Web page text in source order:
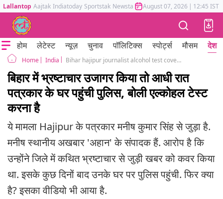
Lallantop Aajtak Indiatoday Sportstak Newstak Mumbai Tak Astrotak
August 07, 2026 | 12:45 IST
होम लेटेस्ट न्यूज़ चुनाव पॉलिटिक्स स्पोर्ट्स मौसम देश
Home India Bihar hajipur journalist alcohol test covered a story related to corruption
बिहार में भ्रष्टाचार उजागर किया तो आधी रात
पत्रकार के घर पहुंची पुलिस, बोली एल्कोहल टेस्ट
करना है
ये मामला Hajipur के पत्रकार मनीष कुमार सिंह से जुड़ा है.
मनीष स्थानीय अखबार 'अहान' के संपादक हैं. आरोप है कि
उन्होंने जिले में कथित भ्रष्टाचार से जुड़ी खबर को कवर किया
था. इसके कुछ दिनों बाद उनके घर पर पुलिस पहुंची. फिर क्या
है? इसका वीडियो भी आया है.